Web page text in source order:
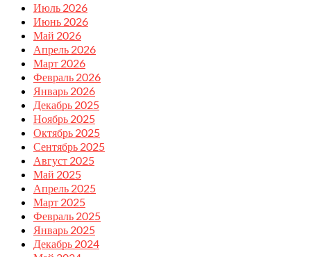
Июль 2026
Июнь 2026
Май 2026
Апрель 2026
Март 2026
Февраль 2026
Январь 2026
Декабрь 2025
Ноябрь 2025
Октябрь 2025
Сентябрь 2025
Август 2025
Май 2025
Апрель 2025
Март 2025
Февраль 2025
Январь 2025
Декабрь 2024